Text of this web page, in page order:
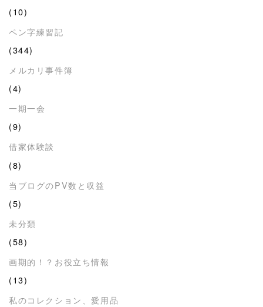
(10)
ペン字練習記
(344)
メルカリ事件簿
(4)
一期一会
(9)
借家体験談
(8)
当ブログのPV数と収益
(5)
未分類
(58)
画期的！？お役立ち情報
(13)
私のコレクション、愛用品